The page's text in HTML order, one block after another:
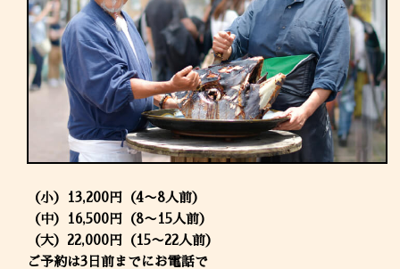
（小）13,200円（4〜8人前）
（中）16,500円（8〜15人前）
（大）22,000円（15〜22人前）
ご予約は3日前までにお電話で